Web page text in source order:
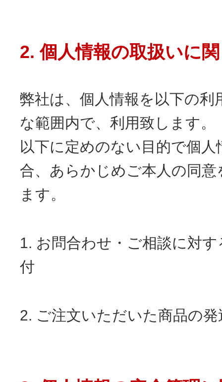
2. 個人情報の取扱いに
弊社は、個人情報を以下の利
な範囲内で、利用致します。
以下に定めのない目的で個
合、あらかじめご本人の同
ます。
1. お問合わせ・ご相談に対
付
2. ご注文いただいた商品の発